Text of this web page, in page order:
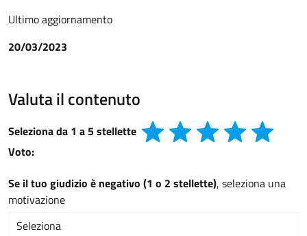
Ultimo aggiornamento
20/03/2023
Valuta il contenuto
Seleziona da 1 a 5 stellette
Voto:
Se il tuo giudizio è negativo (1 o 2 stellette), seleziona una
motivazione